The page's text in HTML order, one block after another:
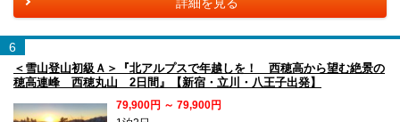
6
＜雪山登山初級Ａ＞『北アルプスで年越しを！ 西穂高から望む絶景の
穂高連峰 西穂丸山 2日間』【新宿・立川・八王子出発】
79,900円 ～ 79,900円